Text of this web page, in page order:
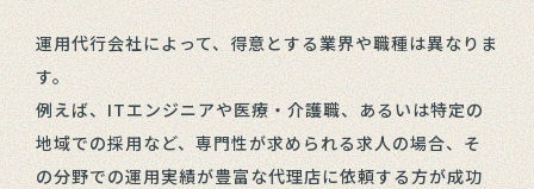
運用代行会社によって、得意とする業界や職種は異なりま
す。
例えば、ITエンジニアや医療・介護職、あるいは特定の
地域での採用など、専門性が求められる求人の場合、そ
の分野での運用実績が豊富な代理店に依頼する方が成功